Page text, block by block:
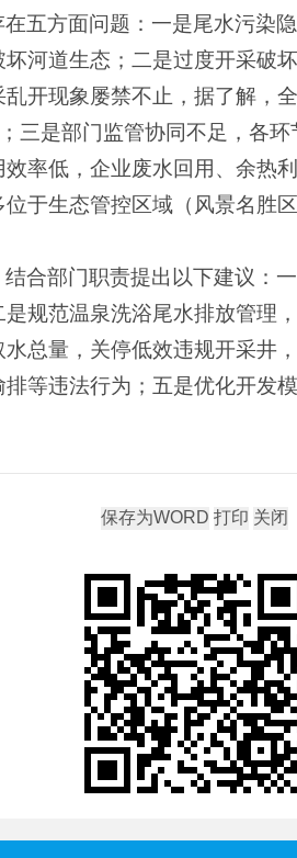
五方面问题：一是尾水污染
河道生态；二是过度开采破
开现象屡禁不止，据了解，
三是部门监管协同不足，各
率低，企业废水回用、余热
于生态管控区域（风景名胜
合部门职责提出以下建议：
规范温泉洗浴尾水排放管理
总量，关停低效违规开采井
等违法行为；五是优化开发